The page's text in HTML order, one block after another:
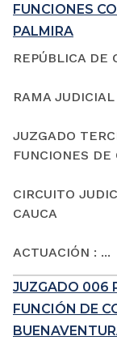
FUNCIONES
PALMIRA
REPÚBLICA DE
RAMA
JUZGADO
FUNCIONES
CIRCUITO
CAUCA
ACTUACIÓN : ...
JUZGADO 006
FUNCIÓN DE